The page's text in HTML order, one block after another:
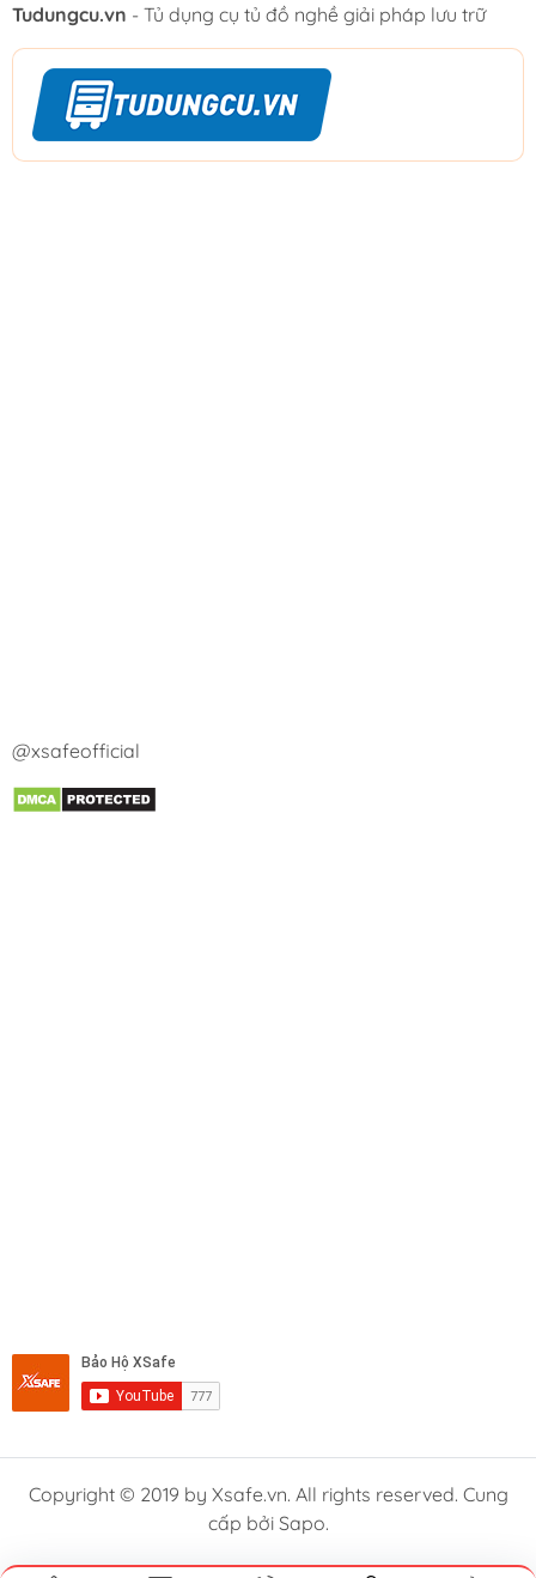
Tudungcu.vn - Tủ dụng cụ tủ đồ nghề giải pháp lưu trữ
@xsafeofficial
Copyright © 2019 by Xsafe.vn. All rights reserved. Cung
cấp bởi Sapo.